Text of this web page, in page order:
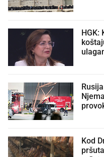
Kod